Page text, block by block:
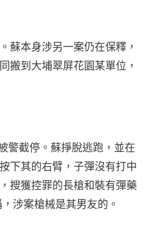
蘇本身涉另一案仍在保釋，
搬到大埔翠屏花園某單位，
警截停。蘇掙脫逃跑，並在
下其的右臂，子彈沒有打中
搜獲控罪的長槍和裝有彈藥
涉案槍械是其男友的。